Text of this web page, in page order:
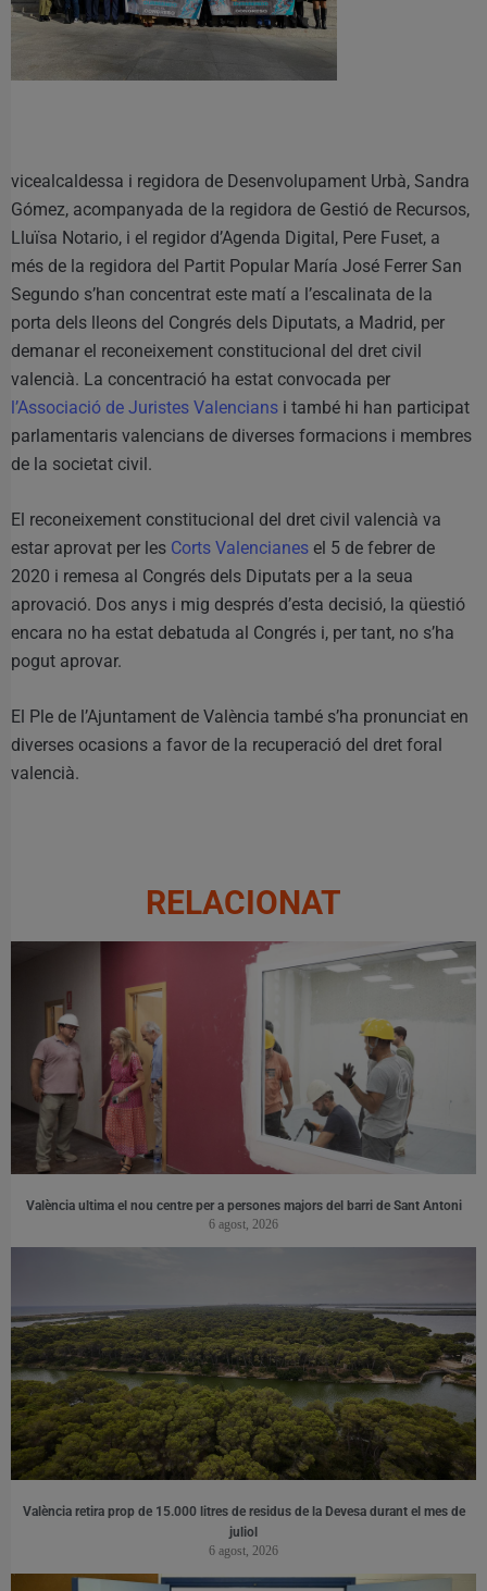
vicealcaldessa i regidora de Desenvolupament Urbà, Sandra
Gómez, acompanyada de la regidora de Gestió de Recursos,
Lluïsa Notario, i el regidor d’Agenda Digital, Pere Fuset, a
més de la regidora del Partit Popular María José Ferrer San
Segundo s’han concentrat este matí a l’escalinata de la
porta dels lleons del Congrés dels Diputats, a Madrid, per
demanar el reconeixement constitucional del dret civil
valencià. La concentració ha estat convocada per
l’Associació de Juristes Valencians i també hi han participat
parlamentaris valencians de diverses formacions i membres
de la societat civil.
El reconeixement constitucional del dret civil valencià va
estar aprovat per les Corts Valencianes el 5 de febrer de
2020 i remesa al Congrés dels Diputats per a la seua
aprovació. Dos anys i mig després d’esta decisió, la qüestió
encara no ha estat debatuda al Congrés i, per tant, no s’ha
pogut aprovar.
El Ple de l’Ajuntament de València també s’ha pronunciat en
diverses ocasions a favor de la recuperació del dret foral
valencià.
RELACIONAT
València ultima el nou centre per a persones majors del barri de Sant Antoni
6 agost, 2026
València retira prop de 15.000 litres de residus de la Devesa durant el mes de
juliol
6 agost, 2026